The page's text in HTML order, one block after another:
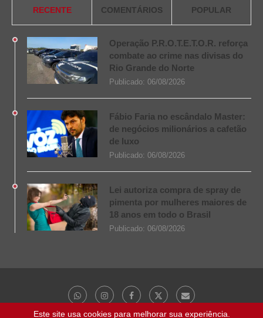
RECENTE COMENTÁRIOS POPULAR
Operação P.R.O.T.E.T.O.R. reforça
combate ao crime nas divisas do
Rio Grande do Norte
Publicado: 06/08/2026
Fábio Faria no escândalo Master:
de negócios milionários a cafetão
de luxo
Publicado: 06/08/2026
Lei autoriza compra de spray de
pimenta por mulheres maiores de
18 anos em todo o Brasil
Publicado: 06/08/2026
Este site usa cookies para melhorar sua experiência.